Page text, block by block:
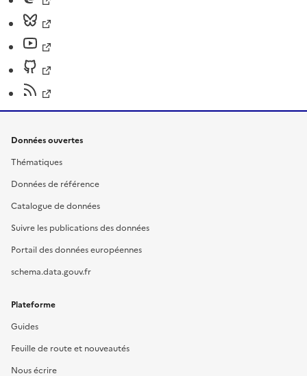
Données ouvertes
Thématiques
Données de référence
Catalogue de données
Suivre les publications des données
Portail des données européennes
schema.data.gouv.fr
Plateforme
Guides
Feuille de route et nouveautés
Nous écrire